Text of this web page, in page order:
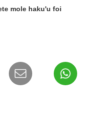
mole haku'u foi